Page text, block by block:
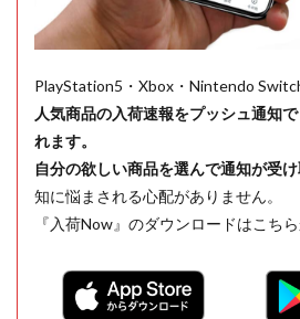
PlayStation5・Xbox・Nintendo
人気商品の入荷速報をプッシュ通知
れます。
自分の欲しい商品を選んで通知が受
知に悩まされる心配がありません。
『入荷Now』のダウンロードはこちら